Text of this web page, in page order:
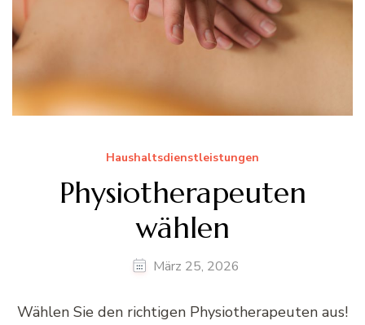
Haushaltsdienstleistungen
Physiotherapeuten
wählen
März 25, 2026
Wählen Sie den richtigen Physiotherapeuten aus!